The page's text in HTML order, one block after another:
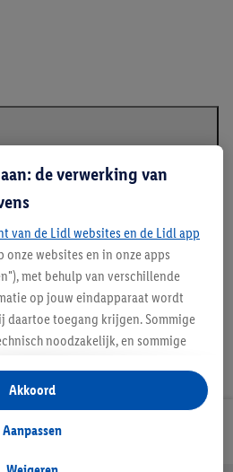
Lidl Nieuwsbrief
de verwerking van
van de Lidl websites en de Lidl app
websites en in onze apps
met behulp van verschillende
op jouw eindapparaat wordt
daartoe toegang krijgen. Sommige
noodzakelijk, en sommige
het verzamelen en
voor het tonen van
binnen en buiten de Lidl-diensten.
Aanpassen
Akkoord